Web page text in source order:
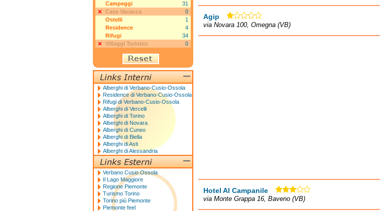
Agip
via Novara 100, Omegna (VB)
Hotel Al Campanile
via Monte Grappa 16, Baveno (VB)
Campeggi
31
Case Vacanza
0
Ostelli
1
Residence
4
Rifugi
34
Villaggi Turistici
0
Alberghi di Verbano-Cusio-Ossola
Residence di Verbano-Cusio-Ossola
Rifugi di Verbano-Cusio-Ossola
Alberghi di Vercelli
Alberghi di Torino
Alberghi di Novara
Alberghi di Cuneo
Alberghi di Biella
Alberghi di Asti
Alberghi di Alessandria
Verbano Cusio Ossola
Il Lago Maggiore
Regione Piemonte
Turismo Torino
Torino più Piemonte
Piemonte feel